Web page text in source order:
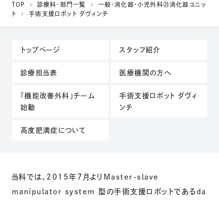
TOP 診療科・部門一覧
一般・消化器・小児外科㉑消化器ユニッ
ト
手術支援ロボット ダヴィンチ
トップページ スタッフ紹介
診療担当表
（別ウィンドウで開きます）
医療機関の方へ
「機能改善外科」チーム
始動
手術支援ロボット ダヴィ
ンチ
高度肥満症について
当科では、2015年7月よりMaster-slave
manipulator system 型の手術支援ロボットであるda